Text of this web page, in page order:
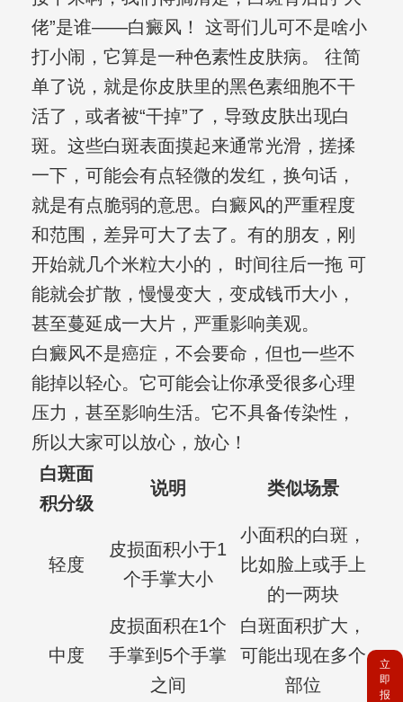
佬”是谁——白癜风！ 这哥们儿可不是啥小
打小闹，它算是一种色素性皮肤病。 往简
单了说，就是你皮肤里的黑色素细胞不干
活了，或者被“干掉”了，导致皮肤出现白
斑。这些白斑表面摸起来通常光滑，搓揉
一下，可能会有点轻微的发红，换句话，
就是有点脆弱的意思。白癜风的严重程度
和范围，差异可大了去了。有的朋友，刚
开始就几个米粒大小的， 时间往后一拖 可
能就会扩散，慢慢变大，变成钱币大小，
甚至蔓延成一大片，严重影响美观。
白癜风不是癌症，不会要命，但也一些不
能掉以轻心。它可能会让你承受很多心理
压力，甚至影响生活。它不具备传染性，
所以大家可以放心，放心！
白斑面
积分级
说明 类似场景
轻度
皮损面积小于1
个手掌大小
小面积的白斑，
比如脸上或手上
的一两块
中度
皮损面积在1个
手掌到5个手掌
之间
白斑面积扩大，
可能出现在多个
部位
立
即
报